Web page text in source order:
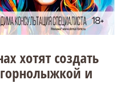
хотят создать
и